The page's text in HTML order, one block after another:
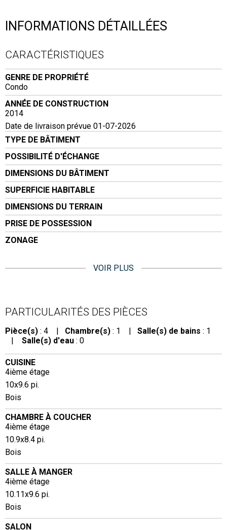
INFORMATIONS DÉTAILLÉES
CARACTÉRISTIQUES
GENRE DE PROPRIÉTÉ
Condo
ANNÉE DE CONSTRUCTION
2014
Date de livraison prévue 01-07-2026
TYPE DE BÂTIMENT
POSSIBILITÉ D'ÉCHANGE
DIMENSIONS DU BÂTIMENT
SUPERFICIE HABITABLE
DIMENSIONS DU TERRAIN
PRISE DE POSSESSION
ZONAGE
VOIR PLUS
PARTICULARITÉS DES PIÈCES
Pièce(s) : 4 | Chambre(s) : 1 | Salle(s) de bains : 1
|
Salle(s) d'eau : 0
CUISINE
4ième étage
10x9.6 pi.
Bois
CHAMBRE À COUCHER
4ième étage
10.9x8.4 pi.
Bois
SALLE À MANGER
4ième étage
10.11x9.6 pi.
Bois
SALON